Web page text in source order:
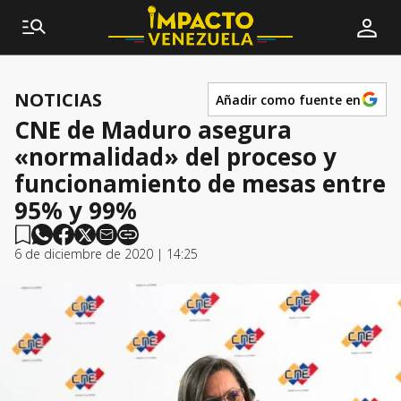
NOTICIAS Añadir como fuente en
CNE de Maduro asegura
«normalidad» del proceso y
funcionamiento de mesas entre
95% y 99%
6 de diciembre de 2020 | 14:25